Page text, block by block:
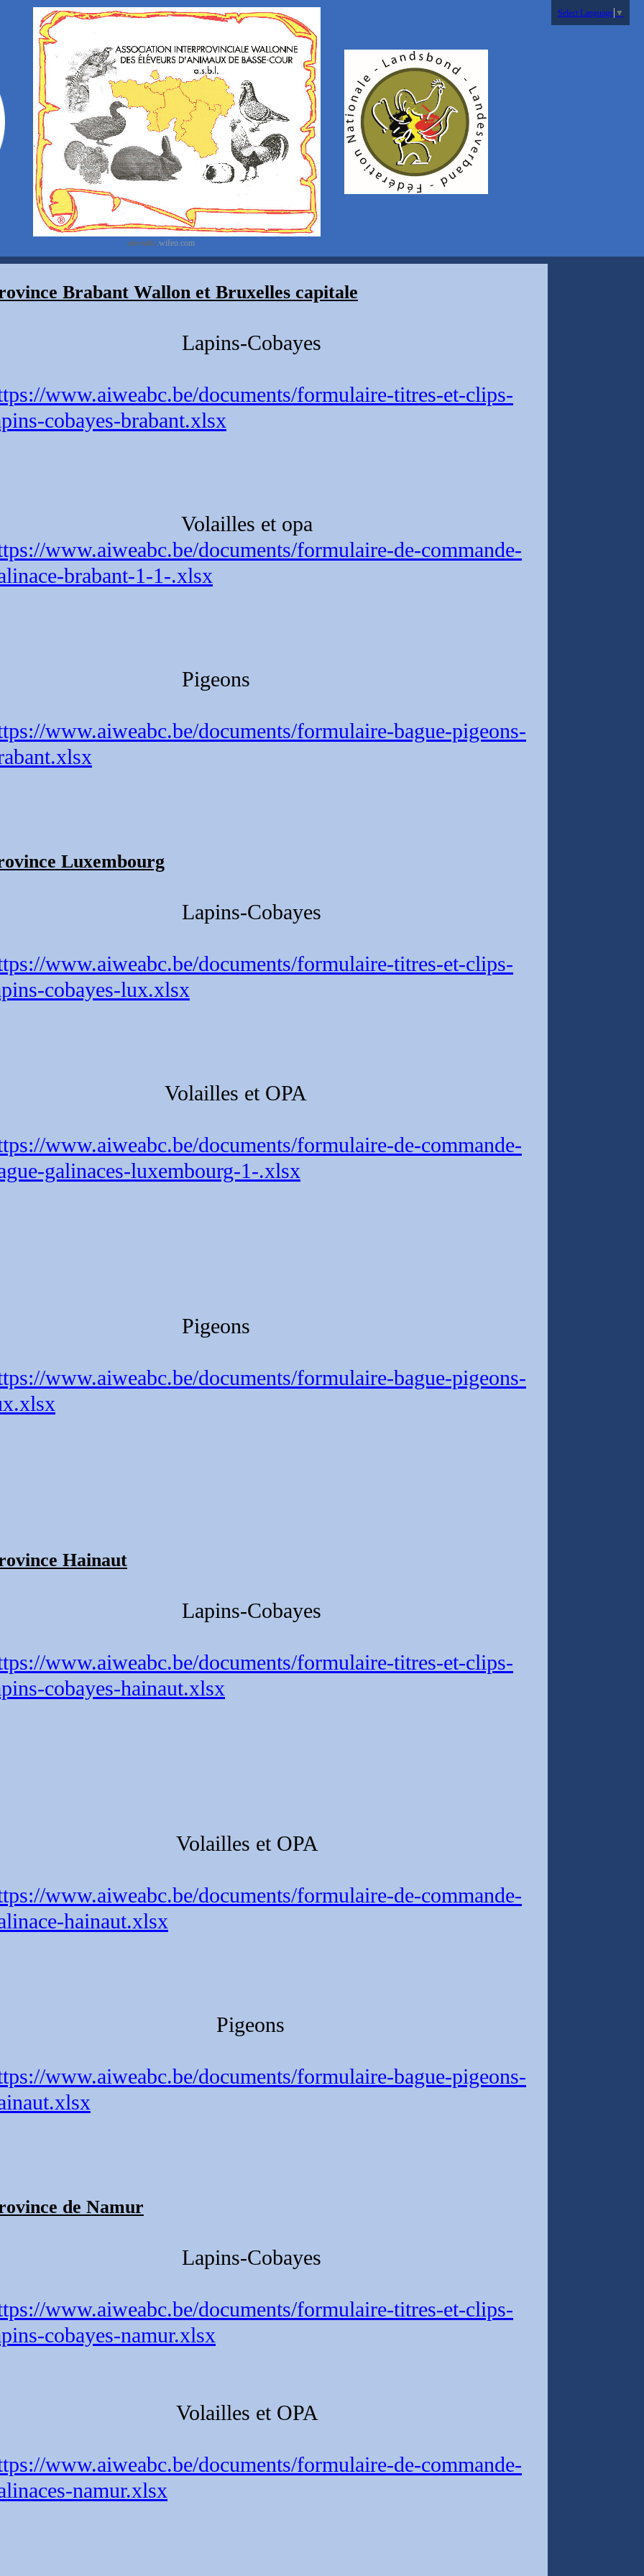
Select Language ▼
aiweabc.wifeo.com
Brabant Wallon et Bruxelles capitale
Cobayes
www.aiweabc.be/documents/formulaire-titres-et-clips-
cobayes-brabant.xlsx
et opa
www.aiweabc.be/documents/formulaire-de-commande-
brabant-1-1-.xlsx
www.aiweabc.be/documents/formulaire-bague-pigeons-
Luxembourg
Cobayes
www.aiweabc.be/documents/formulaire-titres-et-clips-
cobayes-lux.xlsx
et OPA
www.aiweabc.be/documents/formulaire-de-commande-
galinaces-luxembourg-1-.xlsx
www.aiweabc.be/documents/formulaire-bague-pigeons-
Hainaut
Cobayes
www.aiweabc.be/documents/formulaire-titres-et-clips-
cobayes-hainaut.xlsx
et OPA
www.aiweabc.be/documents/formulaire-de-commande-
hainaut.xlsx
www.aiweabc.be/documents/formulaire-bague-pigeons-
de Namur
Cobayes
www.aiweabc.be/documents/formulaire-titres-et-clips-
cobayes-namur.xlsx
et OPA
www.aiweabc.be/documents/formulaire-de-commande-
namur.xlsx